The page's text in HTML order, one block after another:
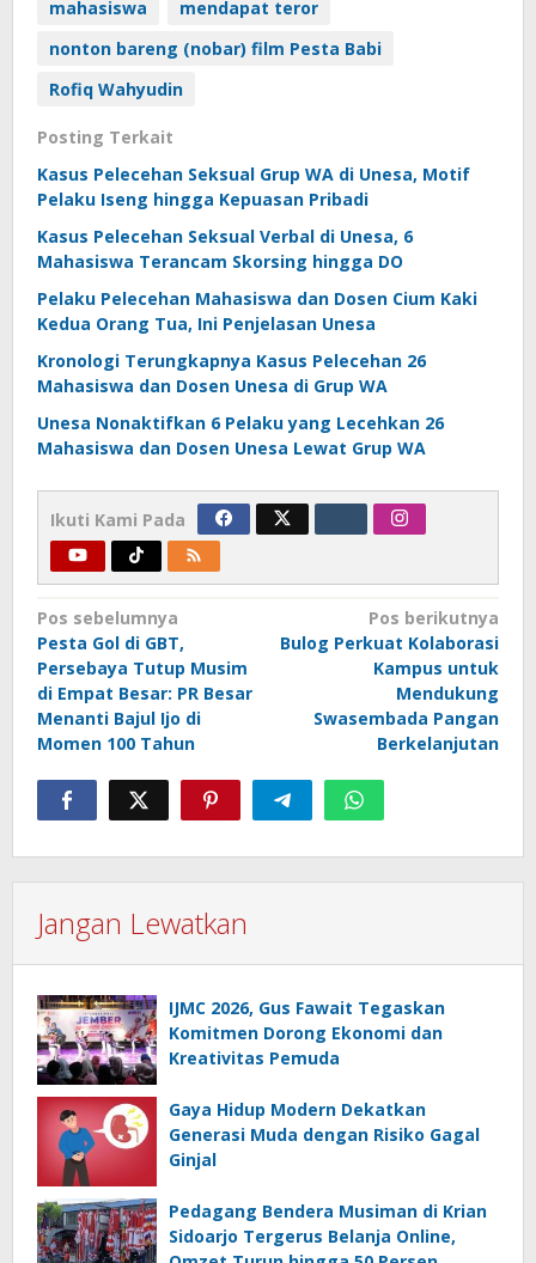
mahasiswa
mendapat teror
nonton bareng (nobar) film Pesta Babi
Rofiq Wahyudin
Posting Terkait
Kasus Pelecehan Seksual Grup WA di Unesa, Motif
Pelaku Iseng hingga Kepuasan Pribadi
Kasus Pelecehan Seksual Verbal di Unesa, 6
Mahasiswa Terancam Skorsing hingga DO
Pelaku Pelecehan Mahasiswa dan Dosen Cium Kaki
Kedua Orang Tua, Ini Penjelasan Unesa
Kronologi Terungkapnya Kasus Pelecehan 26
Mahasiswa dan Dosen Unesa di Grup WA
Unesa Nonaktifkan 6 Pelaku yang Lecehkan 26
Mahasiswa dan Dosen Unesa Lewat Grup WA
Ikuti Kami Pada
Navigasi
pos
Pos sebelumnya
Pesta Gol di GBT,
Persebaya Tutup Musim
di Empat Besar: PR Besar
Menanti Bajul Ijo di
Momen 100 Tahun
Pos berikutnya
Bulog Perkuat Kolaborasi
Kampus untuk
Mendukung
Swasembada Pangan
Berkelanjutan
Jangan Lewatkan
IJMC 2026, Gus Fawait Tegaskan
Komitmen Dorong Ekonomi dan
Kreativitas Pemuda
Gaya Hidup Modern Dekatkan
Generasi Muda dengan Risiko Gagal
Ginjal
Pedagang Bendera Musiman di Krian
Sidoarjo Tergerus Belanja Online,